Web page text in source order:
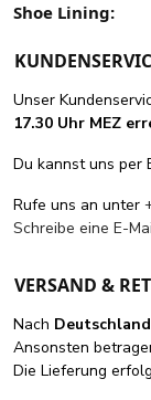
Shoe Lining:
Unser
17.30 Uhr MEZ
Du kannst uns per
Rufe uns an unter
Schreibe eine E-
VERSAND &
Nach Deutschland
Ansonsten
Die Lieferung